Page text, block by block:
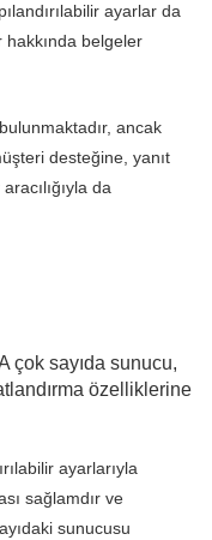
ayarlar da
belgeler
ancak
desteğine, yanıt
da
çok sayıda sunucu,
özelliklerine
ayarlarıyla
sağlamdır ve
sunucusu